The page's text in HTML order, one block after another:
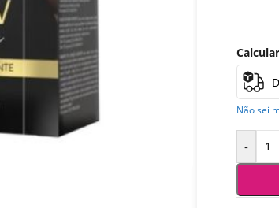
Não sei
-